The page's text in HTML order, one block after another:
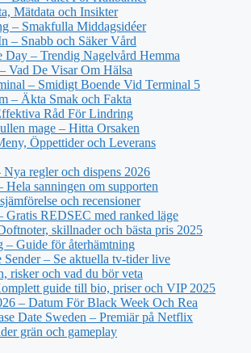
Mätdata och Insikter
– Smakfulla Middagsidéer
– Snabb och Säker Vård
– Trendig Nagelvård Hemma
Vad De Visar Om Hälsa
– Smidigt Boende Vid Terminal 5
– Äkta Smak och Fakta
Råd För Lindring
mage – Hitta Orsaken
Öppettider och Leverans
regler och dispens 2026
sanningen om supporten
och recensioner
REDSEC med ranked läge
skillnader och bästa pris 2025
– Guide för återhämtning
Sender – Se aktuella tv-tider live
risker och vad du bör veta
guide till bio, priser och VIP 2025
– Datum För Black Week Och Rea
Date Sweden – Premiär på Netflix
grän och gameplay